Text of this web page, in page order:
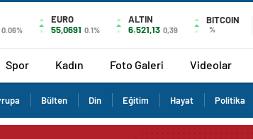
0.06%
EURO
55,0691 0.1%
ALTIN
6.521,13 0,39
BITCOIN
%
Spor Kadın Foto Galeri Videolar
Bülten Din Eğitim Hayat Politika